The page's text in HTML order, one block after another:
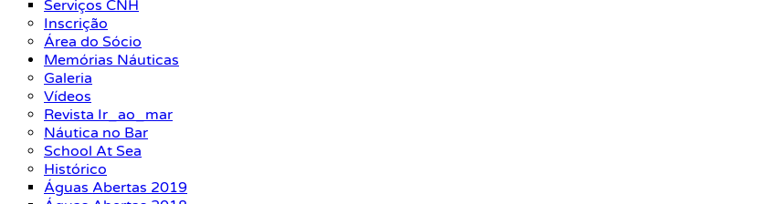
Serviços CNH
Inscrição
Área do Sócio
Memórias Náuticas
Galeria
Vídeos
Revista Ir_ao_mar
Náutica no Bar
School At Sea
Histórico
Águas Abertas 2019